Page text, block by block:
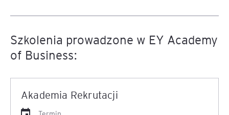
Szkolenia prowadzone w EY Academy
of Business:
Akademia Rekrutacji
Termin